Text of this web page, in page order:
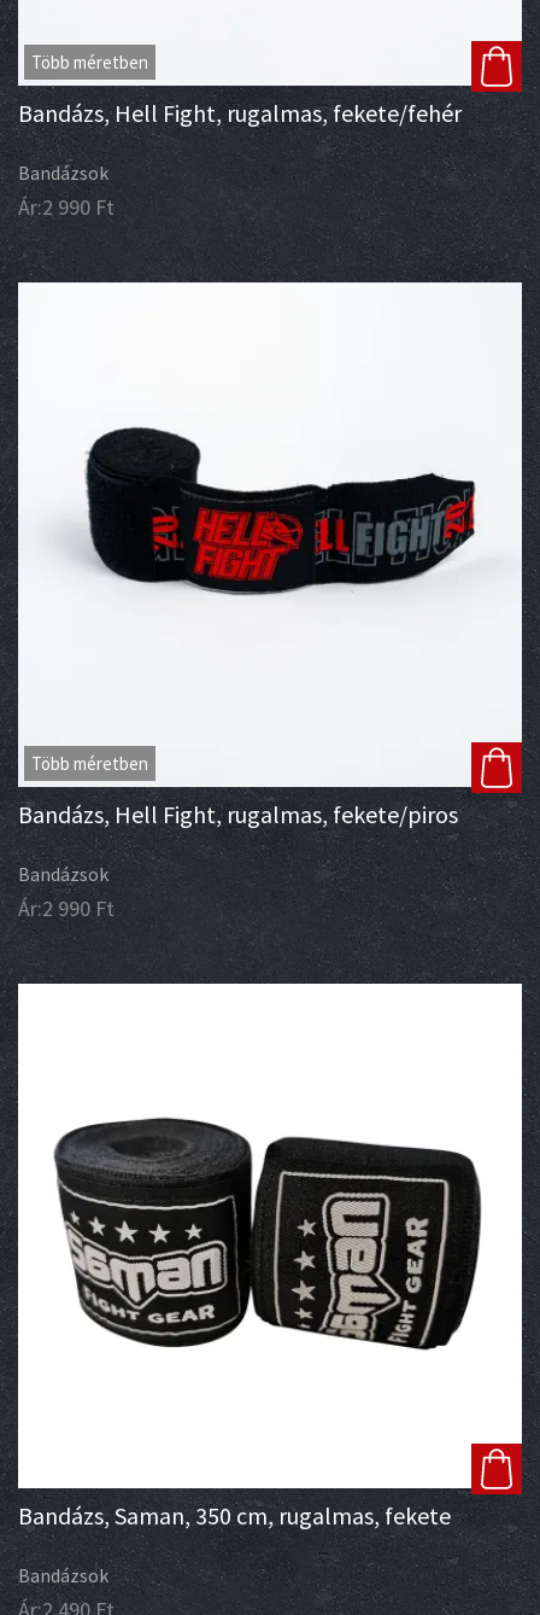
Több méretben
Bandázs, Hell Fight, rugalmas, fekete/fehér
Bandázsok
Ár:2 990Ft
Több méretben
Bandázs, Hell Fight, rugalmas, fekete/piros
Bandázsok
Ár:2 990 Ft
Bandázs, Saman, 350 cm, rugalmas, fekete
Bandázsok